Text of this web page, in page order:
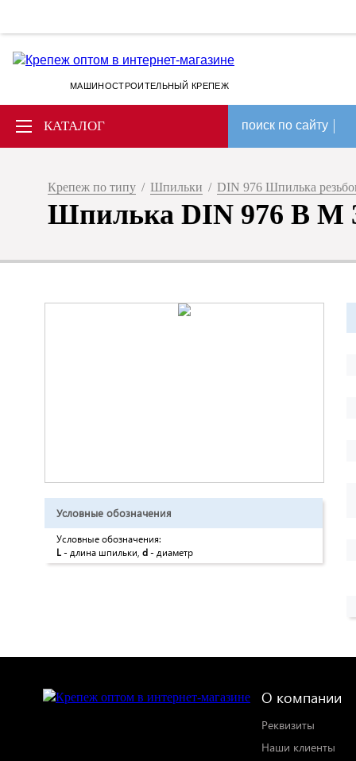
МАШИНОСТРОИТЕЛЬНЫЙ КРЕПЕЖ
КАТАЛОГ поиск по сайту
Крепеж по типу / Шпильки / DIN 976 Шпилька
Шпилька DIN 976 B M
Условные обозначения
Условные обозначения:
L - длина шпильки, d - диаметр
О компании
Реквизиты
Наши клиенты